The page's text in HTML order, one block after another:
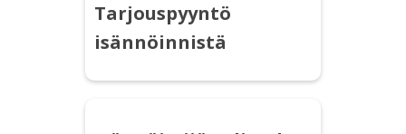
Tarjouspyyntö
isännöinnistä